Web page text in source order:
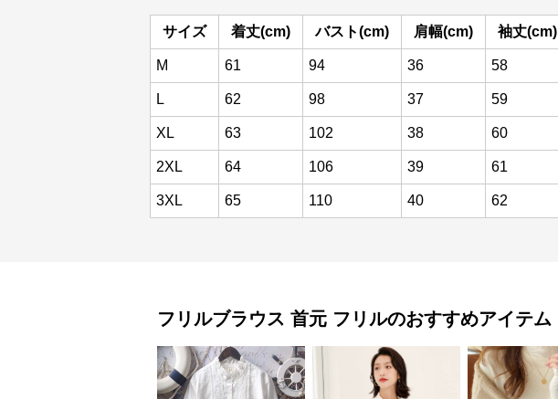
サイズ 着丈(cm) バスト(cm) 肩幅(cm) 袖丈(cm)
M 61 94 36 58
L 62 98 37 59
XL 63 102 38 60
2XL 64 106 39 61
3XL 65 110 40 62
フリルブラウス 首元 フリルのおすすめアイテム